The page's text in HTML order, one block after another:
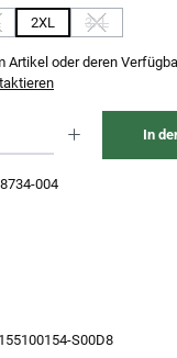
Option ist zurzeit nicht
2XL 3XL
(Diese Option
Artikel oder deren
In
004
S00D8